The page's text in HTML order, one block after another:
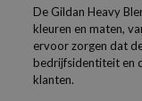
De Gildan Heavy
kleuren en maten,
ervoor zorgen dat
bedrijfsidentiteit en
klanten.